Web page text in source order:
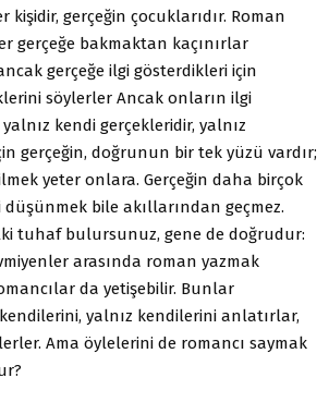
kişidir, gerçeğin çocuklarıdır. Roman
gerçeğe bakmaktan kaçınırlar
gerçeğe ilgi gösterdikleri için
söylerler Ancak onların ilgi
kendi gerçekleridir, yalnız
gerçeğin, doğrunun bir tek yüzü vardır;
yeter onlara. Gerçeğin daha birçok
bile akıllarından geçmez.
tuhaf bulursunuz, gene de doğrudur:
arasında roman yazmak
da yetişebilir. Bunlar
yalnız kendilerini anlatırlar,
Ama öylelerini de romancı saymak